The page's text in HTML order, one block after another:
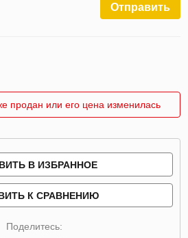
Отправить
продан или его цена изменилась
В ИЗБРАННОЕ
К СРАВНЕНИЮ
Поделитесь: